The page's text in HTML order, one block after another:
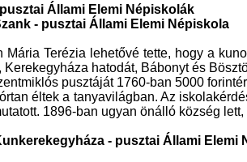
Állami Elemi Népiskolák
- pusztai Állami Elemi Népiskola
Mária Terézia lehetővé tette, hogy a
Kerekegyháza hatodát, Bábonyt és
pusztáját 1760-ban 5000
éltek a tanyavilágban. Az
1896-ban ugyan önálló község
- pusztai Állami Elemi